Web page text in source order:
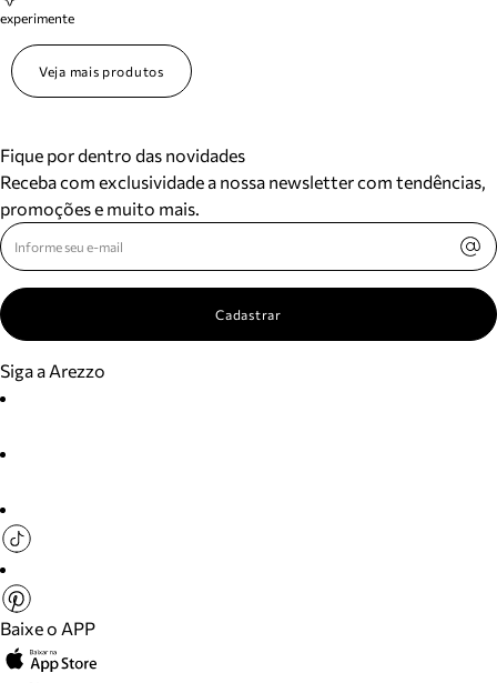
experimente
Veja mais produtos
Fique por dentro das novidades
Receba com exclusividade a nossa newsletter com tendências,
promoções e muito mais.
Cadastrar
Siga a Arezzo
Baixe o APP